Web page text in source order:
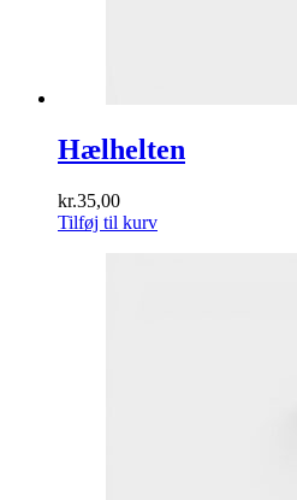
Hælhelten
kr.35,00
Tilføj til kurv